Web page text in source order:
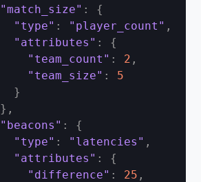
"match_size" :
{
"type" : "player_count" ,
"attributes" :
{
"team_count" : 2 ,
"team_size" :
5
}
} ,
"beacons" :
{
"type" : "latencies" ,
"attributes" :
{
"difference" : 25 ,